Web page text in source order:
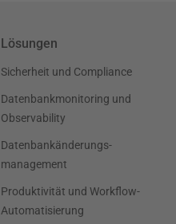
Lösungen
Sicherheit und Compliance
Datenbankmonitoring und
Observability
Datenbankänderungs-
management
Produktivität und Workflow-
Automatisierung